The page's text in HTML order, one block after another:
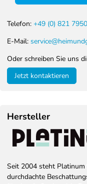
Telefon: +49 (0) 821
E-Mail:
Oder schreiben Sie uns
Jetzt kontaktieren
Hersteller
Seit 2004 steht
durchdachte